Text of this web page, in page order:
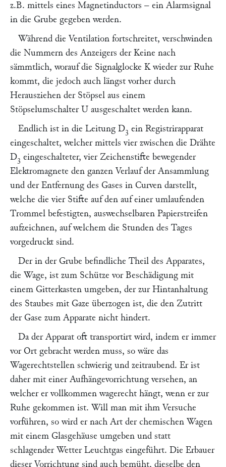
z.B. mittels eines Magnetinductors – ein Alarmsignal
in die Grube gegeben werden.
Während die Ventilation fortschreitet, verschwinden
die Nummern des Anzeigers der Keine nach
sämmtlich, worauf die Signalglocke Kwieder zur Ruhe
kommt, die jedoch auch längst vorher durch
Herausziehen der Stöpsel aus einem
Stöpselumschalter U ausgeschaltet werden kann.
Endlich ist in die Leitung D3 ein Registrirapparat
eingeschaltet, welcher mittels vier zwischen die Drähte
D3 eingeschalteter, vier Zeichenstifte bewegender
Elektromagnete den ganzen Verlauf der Ansammlung
und der Entfernung des Gases in Curven darstellt,
welche die vier Stifte auf den auf einer umlaufenden
Trommel befestigten, auswechselbaren Papierstreifen
aufzeichnen, auf welchem die Stunden des Tages
vorgedruckt sind.
Der in der Grube befindliche Theil des Apparates,
die Wage, ist zum Schütze vor Beschädigung mit
einem Gitterkasten umgeben, der zur Hintanhaltung
des Staubes mit Gaze überzogen ist, die den Zutritt
der Gase zum Apparate nicht hindert.
Da der Apparat oft transportirt wird, indem er immer
vor Ort gebracht werden muss, so wäre das
Wagerechtstellen schwierig und zeitraubend. Er ist
daher mit einer Aufhängevorrichtung versehen, an
welcher er vollkommen wagerecht hängt, wenn er zur
Ruhe gekommen ist. Will man mit ihm Versuche
vorführen, so wird er nach Art der chemischen Wagen
mit einem Glasgehäuse umgeben und statt
schlagender Wetter Leuchtgas eingeführt. Die Erbauer
dieser Vorrichtung sind auch bemüht, dieselbe den